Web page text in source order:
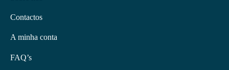
Contactos
A minha conta
FAQ’s